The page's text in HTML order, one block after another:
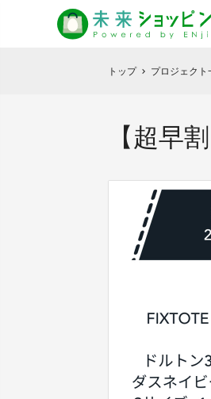
トップ chevron_right プロジェクト
【超早